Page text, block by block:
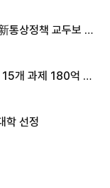
통상정책 교두보 활
개 과제 180억 지
학 선정